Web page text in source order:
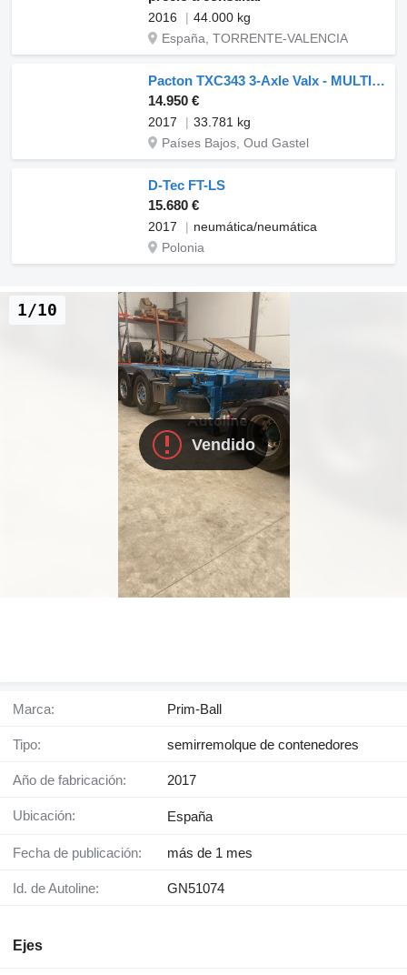
2016
44.000 kg
España, TORRENTE-VALENCIA
Pacton TXC343 3-Axle Valx - MULTI - Disc Brakes - Lift Axle - 3x Extend
14.950 €
2017
33.781 kg
Países Bajos, Oud Gastel
D-Tec FT-LS
15.680 €
2017
neumática/neumática
Polonia
Vendido
1/10
Marca: Prim-Ball
Tipo: semirremolque de contenedores
Año de fabricación: 2017
Ubicación: España
Fecha de publicación: más de 1 mes
Id. de Autoline: GN51074
Ejes